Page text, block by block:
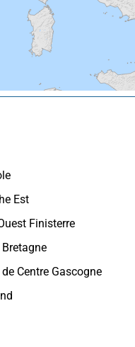
Est
Finisterre
Bretagne
Centre Gascogne